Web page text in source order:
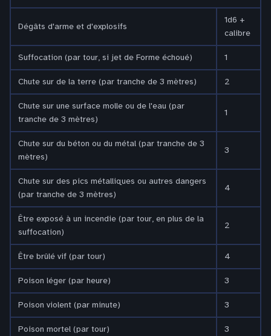
Dégâts d'arme et d'explosifs
1d6 +
calibre
Suffocation (par tour, si jet de Forme échoué) 1
Chute sur de la terre (par tranche de 3 mètres) 2
Chute sur une surface molle ou de l'eau (par
tranche de 3 mètres)
1
Chute sur du béton ou du métal (par tranche de 3
mètres)
3
Chute sur des pics métalliques ou autres dangers
(par tranche de 3 mètres)
4
Être exposé à un incendie (par tour, en plus de la
suffocation)
2
Être brûlé vif (par tour) 4
Poison léger (par heure) 3
Poison violent (par minute) 3
Poison mortel (par tour) 3